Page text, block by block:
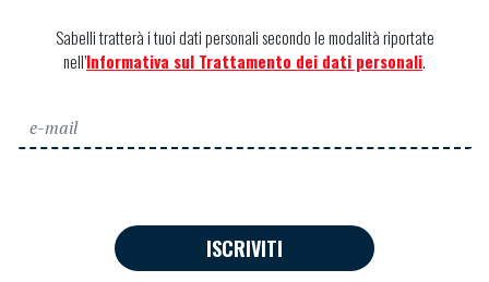
Sabelli tratterà i tuoi dati personali secondo le modalità riportate
nell’Informativa sul Trattamento dei dati personali.
ISCRIVITI